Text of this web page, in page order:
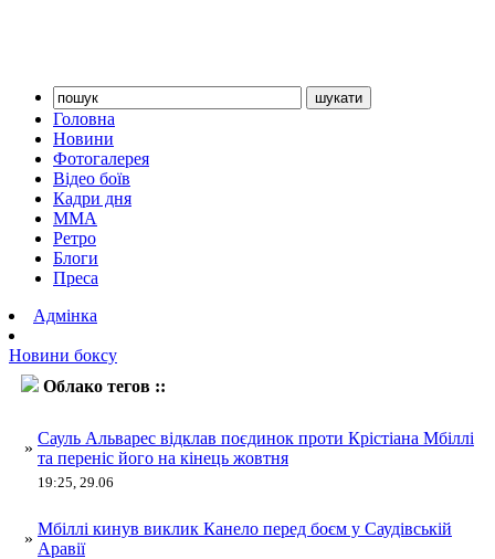
Головна
Новини
Фотогалерея
Відео боїв
Кадри дня
ММА
Ретро
Блоги
Преса
Адмінка
Новини боксу
Облако тегов ::
»
Сауль Альварес відклав поєдинок проти Крістіана Мбіллі
та переніс його на кінець жовтня
19:25, 29.06
»
Мбіллі кинув виклик Канело перед боєм у Саудівській
Аравії